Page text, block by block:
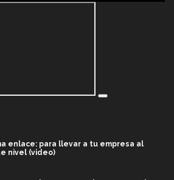
enlace: para llevar a tu empresa al
nivel (video)